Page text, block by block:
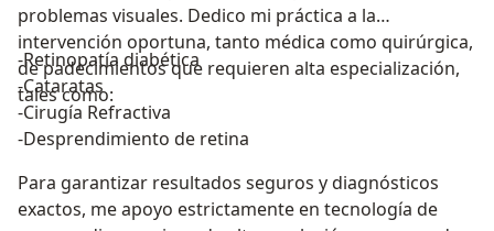
problemas visuales. Dedico mi práctica a la
intervención oportuna, tanto médica como quirúrgica,
de padecimientos que requieren alta especialización,
tales como:
-Retinopatía diabética
-Cataratas
-Cirugía Refractiva
-Desprendimiento de retina
Para garantizar resultados seguros y diagnósticos
exactos, me apoyo estrictamente en tecnología de